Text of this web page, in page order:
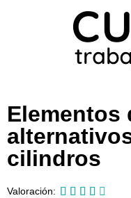
Elementos
cilindros
Valoración:     